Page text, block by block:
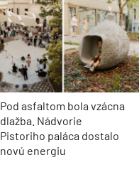
Pod asfaltom bola vzácna
dlažba. Nádvorie
Pistoriho paláca dostalo
novú energiu